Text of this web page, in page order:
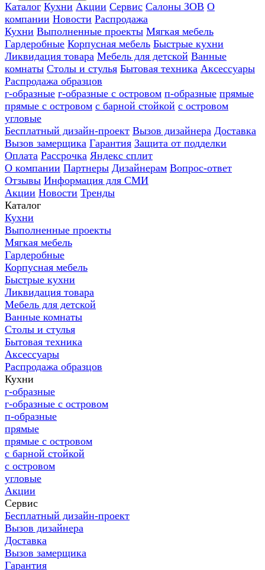
Каталог Кухни Акции Сервис Салоны ЗОВ О
компании Новости Распродажа
Кухни Выполненные проекты Мягкая мебель
Гардеробные Корпусная мебель Быстрые кухни
Ликвидация товара Мебель для детской Ванные
комнаты Столы и стулья Бытовая техника Аксессуары
Распродажа образцов
г-образные г-образные с островом п-образные прямые
прямые с островом с барной стойкой с островом
угловые
Бесплатный дизайн-проект Вызов дизайнера Доставка
Вызов замерщика Гарантия Защита от подделки
Оплата Рассрочка Яндекс сплит
О компании Партнеры Дизайнерам Вопрос-ответ
Отзывы Информация для СМИ
Акции Новости Тренды
Каталог
Кухни
Выполненные проекты
Мягкая мебель
Гардеробные
Корпусная мебель
Быстрые кухни
Ликвидация товара
Мебель для детской
Ванные комнаты
Столы и стулья
Бытовая техника
Аксессуары
Распродажа образцов
Кухни
г-образные
г-образные с островом
п-образные
прямые
прямые с островом
с барной стойкой
с островом
угловые
Акции
Сервис
Бесплатный дизайн-проект
Вызов дизайнера
Доставка
Вызов замерщика
Гарантия